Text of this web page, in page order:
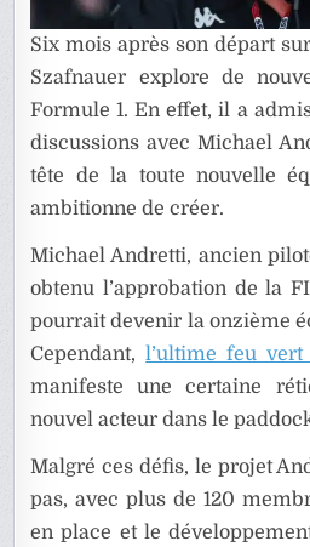
Six mois après son départ
Szafnauer explore de
Formule 1. En effet, il a
discussions avec Michael
tête de la toute nouvelle
ambitionne de créer.
Michael Andretti, ancien
obtenu l’approbation de la
pourrait devenir la onzième
Cependant,l’ultime feu
manifeste une certaine
nouvel acteur dans le
Malgré ces défis, le projet
pas, avec plus de 120
en place et le